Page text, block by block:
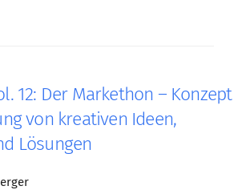
12: Der Markethon – Konzept
von kreativen Ideen,
Lösungen